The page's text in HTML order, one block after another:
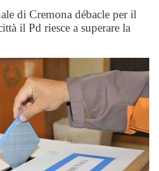
di Cremona débacle per il
il Pd riesce a superare la